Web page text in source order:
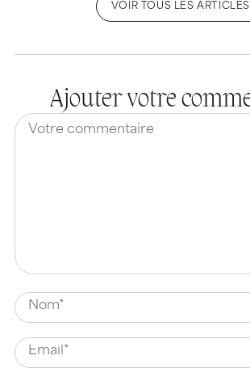
VOIR TOUS LES ARTICLES
Ajouter votre